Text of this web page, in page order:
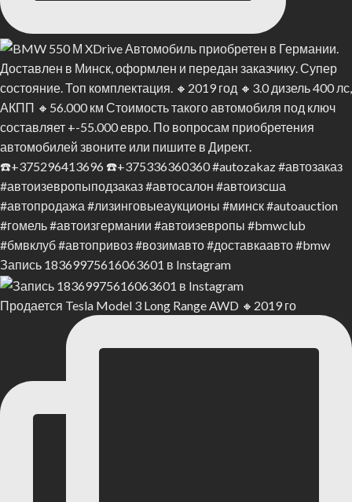
Запись 18369975616063601 в Instagram
Продается Tesla Model 3 Long Range AWD 🔸2019 го